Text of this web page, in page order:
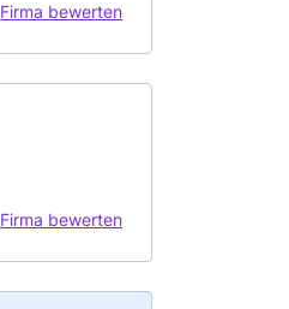
Firma bewerten
Firma bewerten